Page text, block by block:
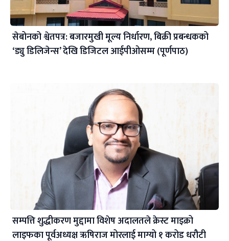
सेबोनको श्वेतपत्र: बजारमुखी मूल्य निर्धारण, बिक्री प्रबन्धकको
‘ड्यु डिलिजेन्स’ देखि डिजिटल आईपीओसम्म (पूर्णपाठ)
सम्पत्ति शुद्धीकरण मुद्दामा विशेष अदालतले क्रेस्ट माइक्रो
लाइफका पूर्वअध्यक्ष ऋषिराज मोरलाई माग्यो १ करोड धरौटी